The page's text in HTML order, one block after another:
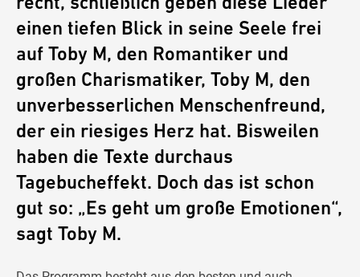
recht, schließlich geben diese Lieder
einen tiefen Blick in seine Seele frei
auf Toby M, den Romantiker und
großen Charismatiker, Toby M, den
unverbesserlichen Menschenfreund,
der ein riesiges Herz hat. Bisweilen
haben die Texte durchaus
Tagebucheffekt. Doch das ist schon
gut so: „Es geht um große Emotionen“,
sagt Toby M.